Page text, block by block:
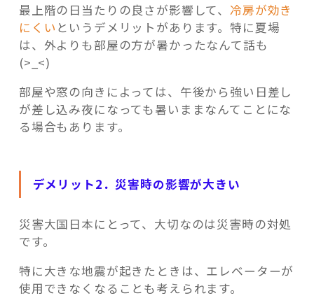
最上階の日当たりの良さが影響して、 冷房が効き
にくい というデメリットがあります。特に夏場
は、外よりも部屋の方が暑かったなんて話も
(>_<)
部屋や窓の向きによっては、午後から強い日差し
が差し込み夜になっても暑いままなんてことにな
る場合もあります。
デメリット2．災害時の影響が大きい
災害大国日本にとって、大切なのは災害時の対処
です。
特に大きな地震が起きたときは、エレベーターが
使用できなくなることも考えられます。